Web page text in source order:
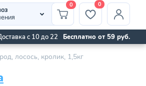
0 0
с 10 до 22 Бесплатно от 59 руб.
лосось, кролик, 1,5кг